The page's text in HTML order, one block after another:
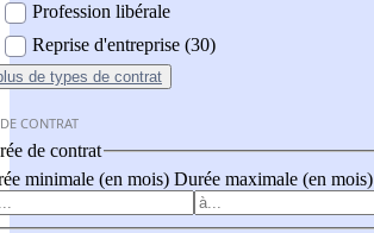
Profession libérale
Reprise d'entreprise (30)
de types de contrat
CONTRAT
de contrat
minimale (en mois) Durée maximale (en mois)